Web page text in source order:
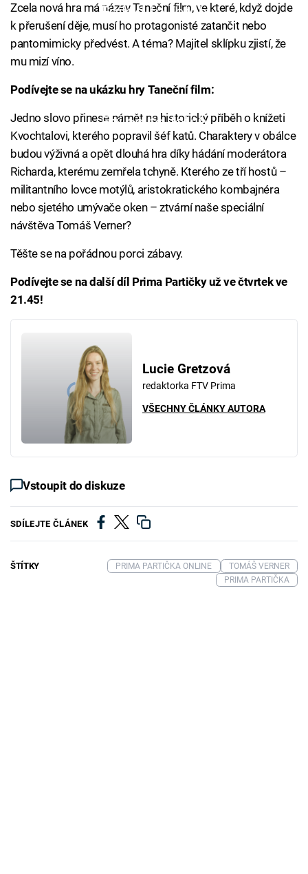
Failed to fetch
Zcela nová hra má název Taneční film, ve které, když dojde
k přerušení děje, musí ho protagonisté zatančit nebo
pantomimicky předvést. A téma? Majitel sklípku zjistí, že
mu mizí víno.
Podívejte se na ukázku hry Taneční film:
Failed to fetch
Jedno slovo přinese námět na historický příběh o knížeti
Kvochtalovi, kterého popravil šéf katů. Charaktery v obálce
budou výživná a opět dlouhá hra díky hádání moderátora
Richarda, kterému zemřela tchyně. Kterého ze tří hostů –
militantního lovce motýlů, aristokratického kombajnéra
nebo sjetého umývače oken – ztvární naše speciální
návštěva Tomáš Verner?
Těšte se na pořádnou porci zábavy.
Podívejte se na další díl Prima Partičky už ve čtvrtek ve
21.45!
Lucie Gretzová
redaktorka FTV Prima
VŠECHNY ČLÁNKY AUTORA
Vstoupit do diskuze
SDÍLEJTE ČLÁNEK
ŠTÍTKY PRIMA PARTIČKA ONLINE
TOMÁŠ VERNER
PRIMA PARTIČKA